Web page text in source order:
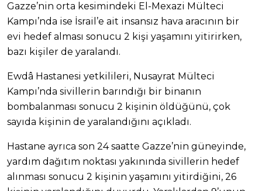
Gazze’nin orta kesimindeki El-Mexazi Mülteci
Kampı’nda ise İsrail’e ait insansız hava aracının bir
evi hedef alması sonucu 2 kişi yaşamını yitirirken,
bazı kişiler de yaralandı.
Ewdâ Hastanesi yetkilileri, Nusayrat Mülteci
Kampı’nda sivillerin barındığı bir binanın
bombalanması sonucu 2 kişinin öldüğünü, çok
sayıda kişinin de yaralandığını açıkladı.
Hastane ayrıca son 24 saatte Gazze’nin güneyinde,
yardım dağıtım noktası yakınında sivillerin hedef
alınması sonucu 2 kişinin yaşamını yitirdiğini, 26